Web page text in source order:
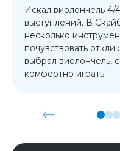
Искал виолончель 4/
выступлений. В
несколько
почувствовать
выбрал виолончель,
комфортно играть.